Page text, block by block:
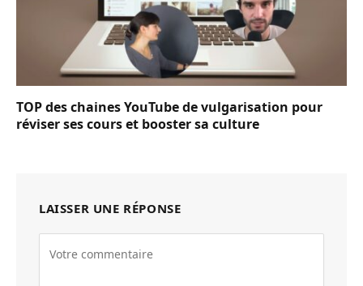
TOP des chaines YouTube de vulgarisation pour
réviser ses cours et booster sa culture
LAISSER UNE RÉPONSE